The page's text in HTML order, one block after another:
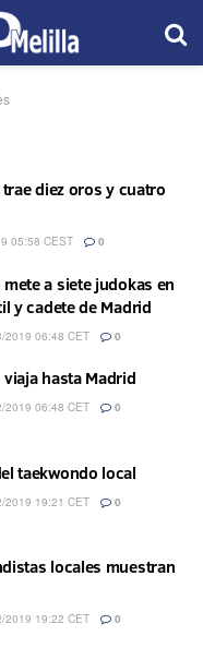
diez oros y cuatro
05:58 CEST 0
a siete judokas en
y cadete de Madrid
2019 06:48 CET 0
hasta Madrid
2019 06:48 CET 0
taekwondo local
2019 19:21 CET 0
locales muestran
2019 19:22 CET 0